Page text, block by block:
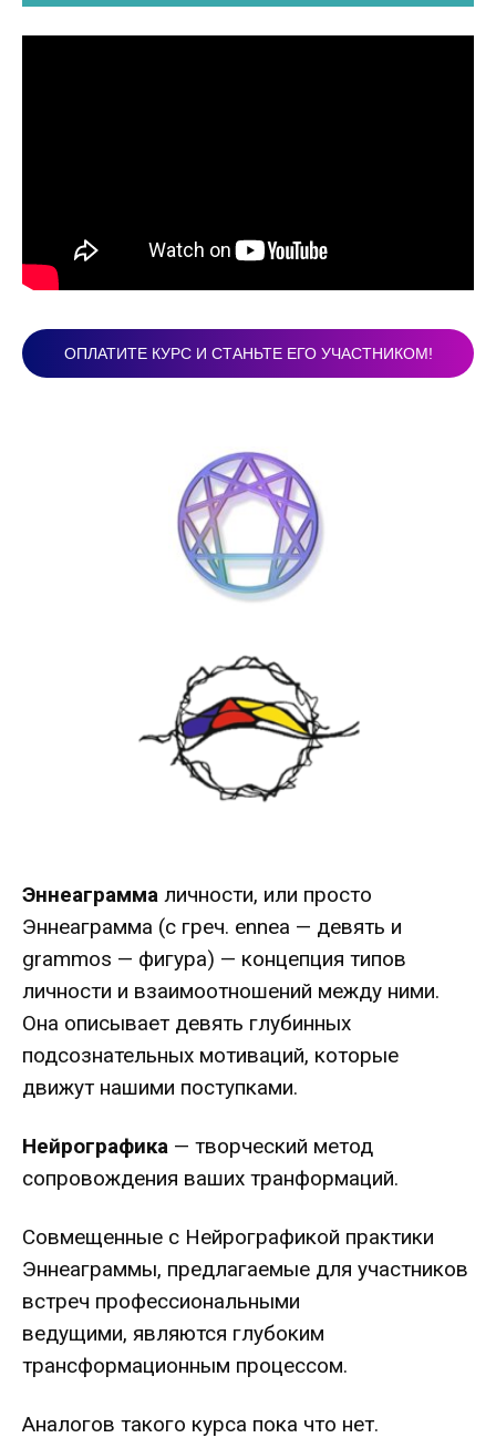
ОПЛАТИТЕ КУРС И СТАНЬТЕ ЕГО УЧАСТНИКОМ!
Эннеаграмма личности, или просто
Эннеаграмма (с греч. ennea — девять и
grammos — фигура) — концепция типов
личности и взаимоотношений между ними.
Она описывает девять глубинных
подсознательных мотиваций, которые
движут нашими поступками.
Нейрографика — творческий метод
сопровождения ваших транформаций.
Совмещенные с Нейрографикой практики
Эннеаграммы, предлагаемые для участников
встреч профессиональными
ведущими, являются глубоким
трансформационным процессом.
Аналогов такого курса пока что нет.